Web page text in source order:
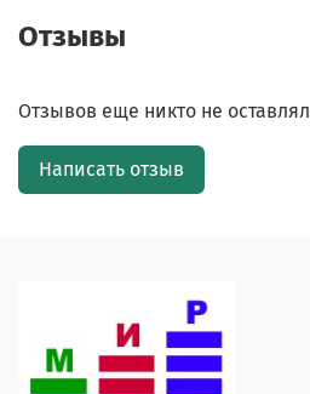
Отзывы
Отзывов еще никто не оставлял
Написать отзыв